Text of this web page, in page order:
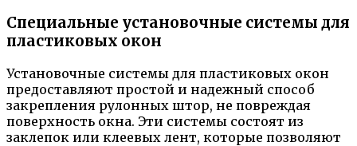
Специальные установочные системы для
пластиковых окон
Установочные системы для пластиковых окон
предоставляют простой и надежный способ
закрепления рулонных штор, не повреждая
поверхность окна. Эти системы состоят из
заклепок или клеевых лент, которые позволяют